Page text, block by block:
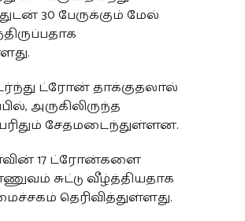
30 பேருக்கும் மேல்
ட்ரோன் தாக்குதலால்
அருகிலிருந்த
சேதமடைந்துள்ளன.
17 ட்ரோன்களை
சுட்டு வீழ்த்தியதாக
தெரிவித்துள்ளது.